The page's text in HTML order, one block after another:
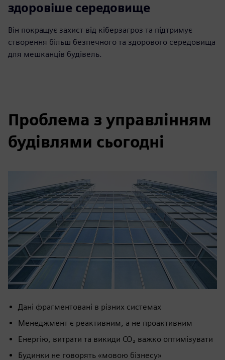
здоровіше середовище
Він покращує захист від кіберзагроз та підтримує
створення більш безпечного та здорового середовища
для мешканців будівель.
Проблема з управлінням
будівлями сьогодні
Дані фрагментовані в різних системах
Менеджмент є реактивним, а не проактивним
Енергію, витрати та викиди CO₂ важко оптимізувати
Будинки не говорять «мовою бізнесу»